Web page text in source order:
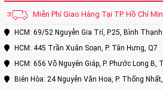
Miễn Phí Giao Hàng Tại TP. Hồ Chí
HCM: 69/52 Nguyễn Gia Trí, P.25, Bình
HCM: 445 Trần Xuân Soạn, P. Tân Hưng, Q7
HCM: 656 Võ Nguyên Giáp, P. Phước Long B,
Biên Hòa: 24 Nguyễn Văn Hoa, P. Thống